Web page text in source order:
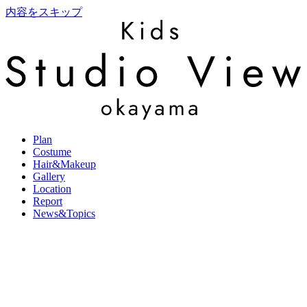
内容をスキップ
Plan
Costume
Hair&Makeup
Gallery
Location
Report
News&Topics